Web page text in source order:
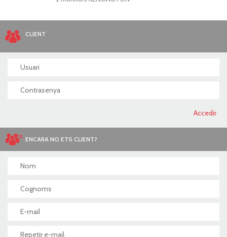
CLIENT
ENCARA NO ETS CLIENT?